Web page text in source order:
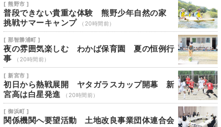
[ 熊野市 ]
普段できない貴重な体験 熊野少年自然の家
挑戦サマーキャンプ
（20時間前）
[ 那智勝浦町 ]
夜の雰囲気楽しむ わかば保育園 夏の恒例行
事
（20時間前）
[ 新宮市 ]
初日から熱戦展開 ヤタガラスカップ開幕 新
宮高は白星発進
（20時間前）
[ 御浜町 ]
関係機関へ要望活動 土地改良事業団体連合会